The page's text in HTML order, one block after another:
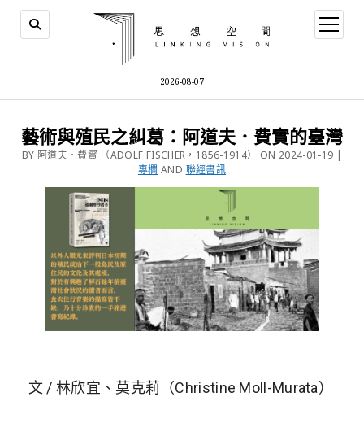
2026-08-07
藝術與殖民之糾葛：阿道夫．費實的臺灣
BY 阿道夫．費實 （ADOLF FISCHER，1856-1914） ON 2024-01-19 |
專欄 AND 聯經書訊
文 / 林欣宜、莫克莉（Christine Moll-Murata）